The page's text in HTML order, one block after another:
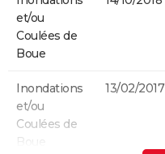
et/ou
Coulées de
Boue
Inondations
et/ou
Coulées de
Boue
13/02/2017